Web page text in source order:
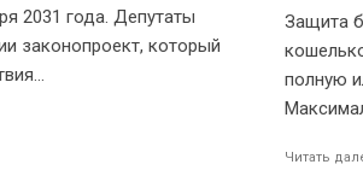
2031 года. Депутаты
законопроект, который
Защита
полную
Читать